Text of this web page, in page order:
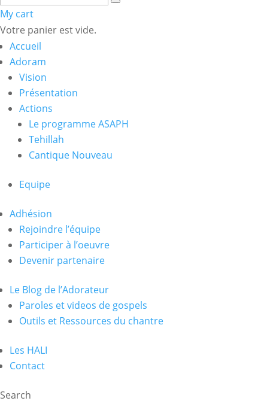
My cart
Votre panier est vide.
Accueil
Adoram
Vision
Présentation
Actions
Le programme ASAPH
Tehillah
Cantique Nouveau
Equipe
Adhésion
Rejoindre l’équipe
Participer à l’oeuvre
Devenir partenaire
Le Blog de l’Adorateur
Paroles et videos de gospels
Outils et Ressources du chantre
Les HALI
Contact
Search